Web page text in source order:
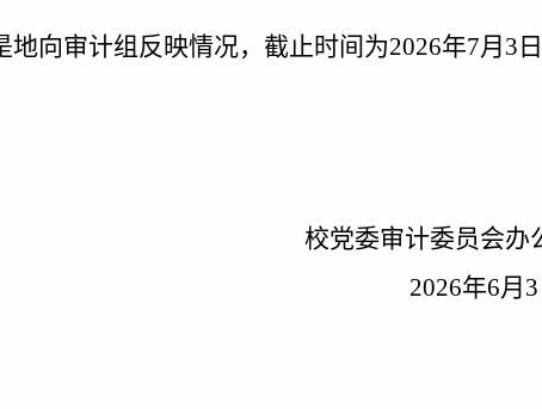
向审计组反映情况，截止时间为2026年7月 3
党委审计委员会办公
2026年6月 3